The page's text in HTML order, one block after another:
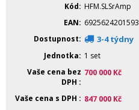
Kód
HFM.SLSrAmp
EAN
6925624201593
Dostupnost
3-4 týdny
Jednotka
1 set
Vaše cena bez
DPH
700 000 Kč
Vaše cena s DPH 847 000 Kč